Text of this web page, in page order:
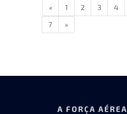
« 1 2 3 4
7
»
A FORÇA AÉREA